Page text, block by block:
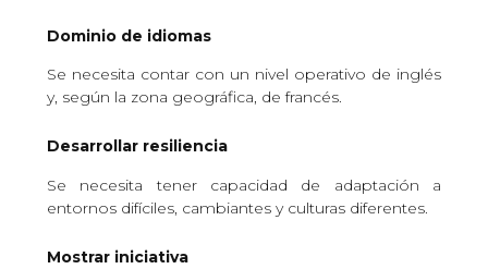
Dominio de idiomas
Se necesita contar con un nivel operativo de inglés
y, según la zona geográfica, de francés.
Desarrollar resiliencia
Se necesita tener capacidad de adaptación a
entornos difíciles, cambiantes y culturas diferentes.
Mostrar iniciativa